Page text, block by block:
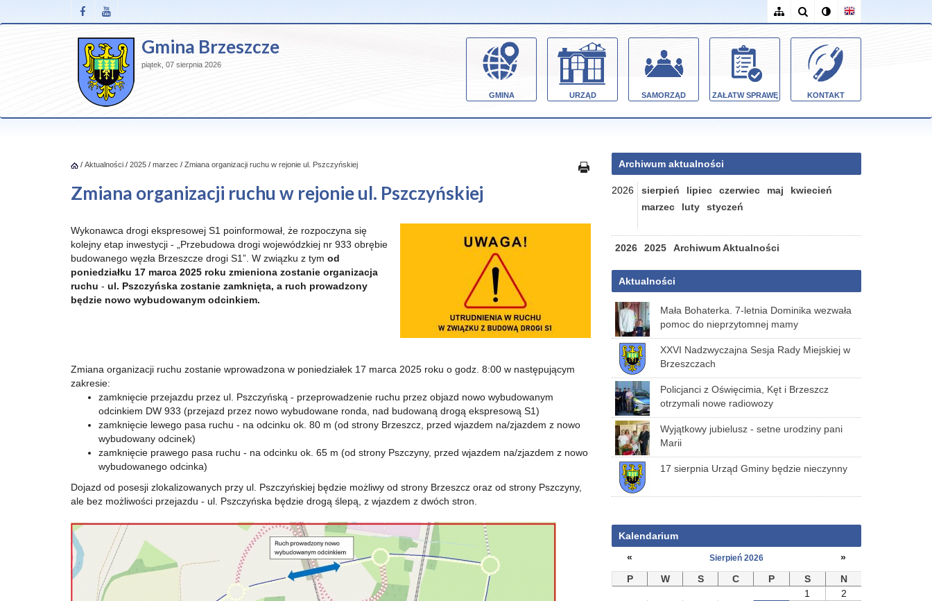
Gmina Brzeszcze
piątek, 07 sierpnia 2026
GMINA URZĄD SAMORZĄD ZAŁATW SPRAWĘ KONTAKT
/ Aktualności / 2025 / marzec / Zmiana organizacji ruchu w rejonie ul. Pszczyńskiej
Zmiana organizacji ruchu w rejonie ul. Pszczyńskiej
Wykonawca drogi ekspresowej S1 poinformował, że rozpoczyna się
kolejny etap inwestycji - „Przebudowa drogi wojewódzkiej nr 933 obrębie
budowanego węzła Brzeszcze drogi S1”. W związku z tym od
poniedziałku 17 marca 2025 roku zmieniona zostanie organizacja
ruchu - ul. Pszczyńska zostanie zamknięta, a ruch prowadzony
będzie nowo wybudowanym odcinkiem.
Zmiana organizacji ruchu zostanie wprowadzona w poniedziałek 17 marca 2025 roku o godz. 8:00 w następującym
zakresie:
zamknięcie przejazdu przez ul. Pszczyńską - przeprowadzenie ruchu przez objazd nowo wybudowanym
odcinkiem DW 933 (przejazd przez nowo wybudowane ronda, nad budowaną drogą ekspresową S1)
zamknięcie lewego pasa ruchu - na odcinku ok. 80 m (od strony Brzeszcz, przed wjazdem na/zjazdem z nowo
wybudowany odcinek)
zamknięcie prawego pasa ruchu - na odcinku ok. 65 m (od strony Pszczyny, przed wjazdem na/zjazdem z nowo
wybudowanego odcinka)
Dojazd od posesji zlokalizowanych przy ul. Pszczyńskiej będzie możliwy od strony Brzeszcz oraz od strony Pszczyny,
ale bez możliwości przejazdu - ul. Pszczyńska będzie drogą ślepą, z wjazdem z dwóch stron.
Archiwum aktualności
2026 sierpień lipiec czerwiec maj
kwiecień
marzec
luty styczeń
2026 2025 Archiwum Aktualności
Aktualności
Mała Bohaterka. 7-letnia Dominika wezwała
pomoc do nieprzytomnej mamy
XXVI Nadzwyczajna Sesja Rady Miejskiej w
Brzeszczach
Policjanci z Oświęcimia, Kęt i Brzeszcz
otrzymali nowe radiowozy
Wyjątkowy jubielusz - setne urodziny pani
Marii
17 sierpnia Urząd Gminy będzie nieczynny
Kalendarium
«
Sierpień 2026
»
P
W S C P S
N
1
2